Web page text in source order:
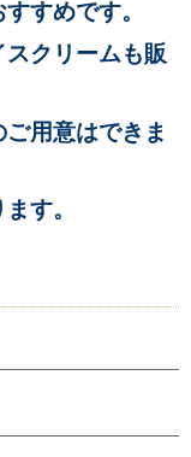
すめです。
スクリームも販
用意はできま
す。